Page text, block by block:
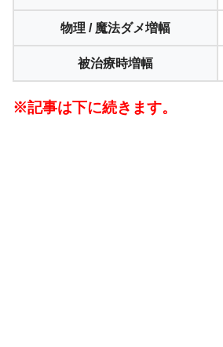
物理 / 魔法ダメ増幅
被治療時増幅
※記事は下に続きます。